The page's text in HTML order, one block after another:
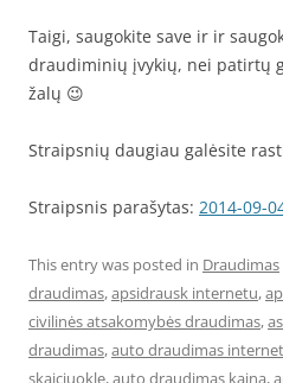
Taigi, saugokite save ir ir
draudiminių įvykių, nei patirtų
žalų 😉
Straipsnių daugiau galėsite
Straipsnis parašytas: 2014-09-
This entry was posted in Draudimas
draudimas,apsidrausk internetu,
civilinės atsakomybės draudimas,
draudimas,auto draudimas
skaiciuokle,auto draudimas kaina,